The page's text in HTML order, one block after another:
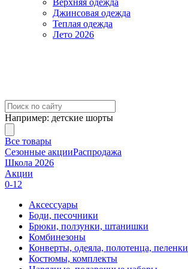
Джинсовая одежда
Теплая одежда
Лето 2026
Например: детские шорты
Все товары
Сезонные акцииРаспродажа
Школа 2026
Акции
0-12
Аксессуары
Боди, песочники
Брюки, ползунки, штанишки
Комбинезоны
Конверты, одеяла, полотенца, пеленки
Костюмы, комплекты